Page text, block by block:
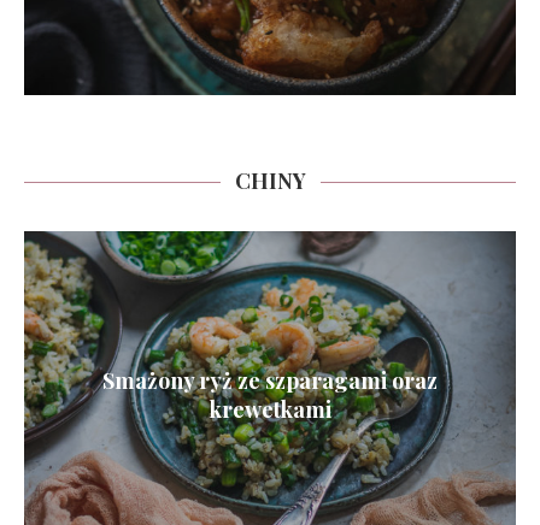
CHINY
Smażony ryż ze szparagami oraz
krewetkami